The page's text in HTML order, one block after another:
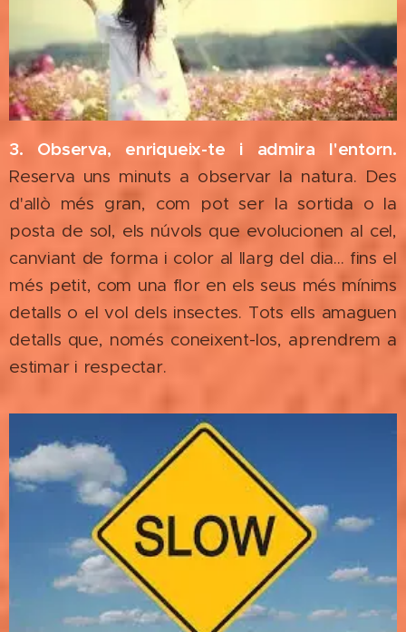
3. Observa, enriqueix-te i admira l'entorn.
Reserva uns minuts a observar la natura. Des
d'allò més gran, com pot ser la sortida o la
posta de sol, els núvols que evolucionen al cel,
canviant de forma i color al llarg del dia... fins el
més petit, com una flor en els seus més mínims
detalls o el vol dels insectes. Tots ells amaguen
detalls que, només coneixent-los, aprendrem a
estimar i respectar.